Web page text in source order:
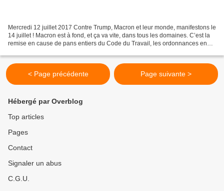
Mercredi 12 juillet 2017 Contre Trump, Macron et leur monde, manifestons le
14 juillet ! Macron est à fond, et ça va vite, dans tous les domaines. C’est la
remise en cause de pans entiers du Code du Travail, les ordonnances en
< Page précédente Page suivante >
Hébergé par Overblog
Top articles
Pages
Contact
Signaler un abus
C.G.U.